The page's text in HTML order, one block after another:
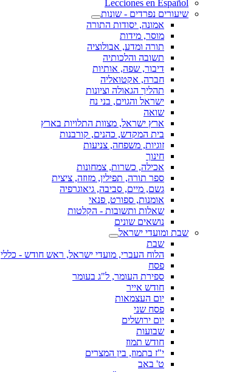
Lecciones en Español
שיעורים נפרדים - שונות
אמונה, יסודות התורה
מוסר, מידות
תורה ומדע, אבולוציה
תשובה והלכותיה
דיבור, שפה, אותיות
חברה, אקטואליה
תהליך הגאולה וציונות
ישראל והגוים, בני נח
שואה
ארץ ישראל, מצוות התלויות בארץ
בית המקדש, כהנים, קורבנות
זוגיות, משפחה, צניעות
חינוך
אכילה, כשרות, צמחונות
ספר תורה, תפילין, מזוזה, ציצית
גשם, מיים, סביבה, גיאוגרפיה
אומנות, ספורט, פנאי
שאלות ותשובות - הקלטות
נושאים שונים
שבת ומועדי ישראל
שבת
הלוח העברי, מועדי ישראל, ראש חודש - כללי
פסח
ספירת העומר, ל"ג בעומר
חודש אייר
יום העצמאות
פסח שני
יום ירושלים
שבועות
חודש תמוז
י"ז בתמוז, בין המצרים
ט' באב